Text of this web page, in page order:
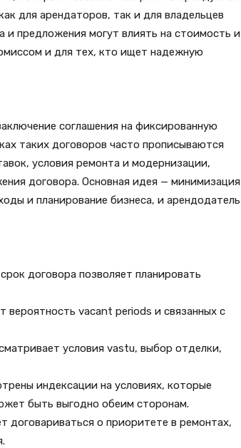
для арендаторов, так и для владельцев
и предложения могут влиять на стоимость и
и для тех, кто ищет надежную
соглашения на фиксированную
таких договоров часто прописываются
условия ремонта и модернизации,
договора. Основная идея — минимизация
и планирование бизнеса, и арендодатель
договора позволяет планировать
vacant periods и связанных с
условия vastu, выбор отделки,
индексации на условиях, которые
быть выгодно обеим сторонам.
договариваться о приоритете в ремонтах,